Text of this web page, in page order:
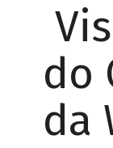
do
da